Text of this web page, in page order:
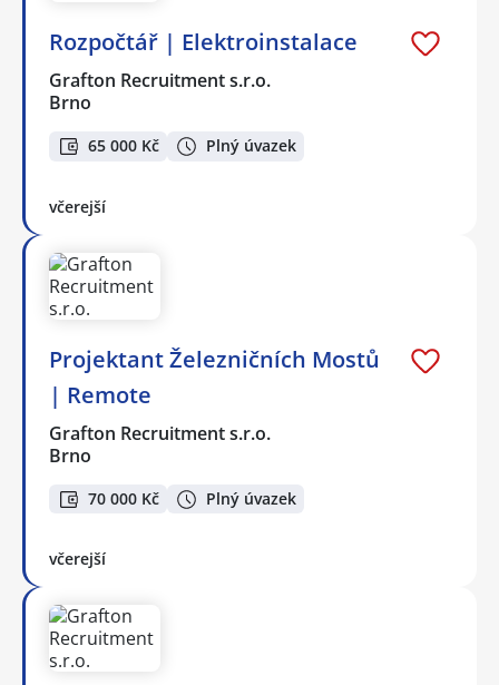
Rozpočtář | Elektroinstalace
Grafton Recruitment s.r.o.
Brno
65 000 Kč Plný úvazek
včerejší
Projektant Železničních Mostů
| Remote
Grafton Recruitment s.r.o.
Brno
70 000 Kč Plný úvazek
včerejší